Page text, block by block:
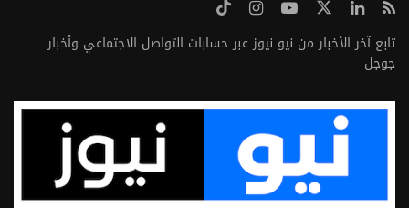
تابع آخر الأخبار من نيو نيوز عبر حسابات التواصل الاجتماعي وأخبار
جوجل